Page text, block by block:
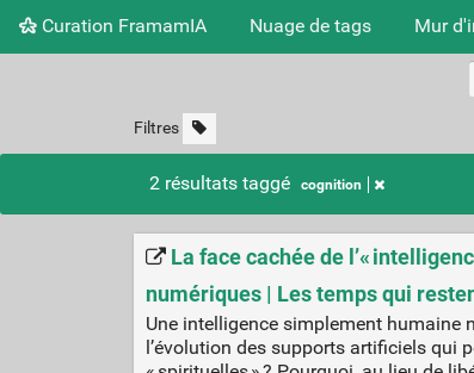
Curation FramamIA Nuage de tags Mur
Filtres
2 résultats taggé cognition
La face cachée de l’«
numériques | Les temps qui
Une intelligence simplement humaine
l’évolution des supports artificiels qui